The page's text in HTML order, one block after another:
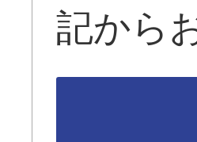
記から